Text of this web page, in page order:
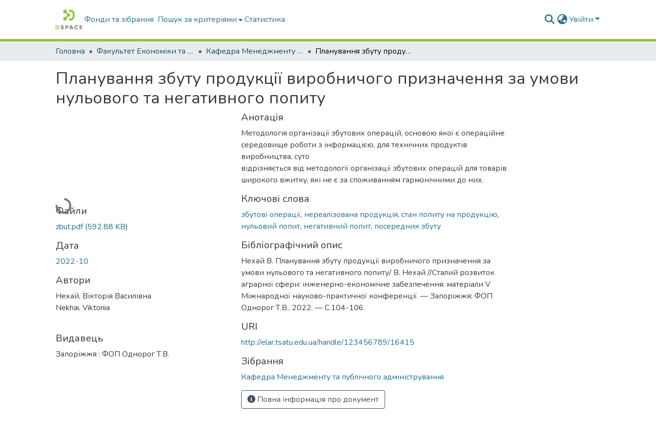
Фонди та зібрання Пошук за критеріями Статистика Увійти
Головна Факультет Економіки та бізнесу Кафедра Менеджменту та публічного адміністрування Планування збуту продукції виробничого призначення за умови нульового та негативного попиту
Планування збуту продукції виробничого призначення за умови
нульового та негативного попиту
Вантажиться...
Файли
zbut.pdf(592.88 KB)
Дата
2022-10
Автори
Нехай, Вікторія Василівна
Nekhai, Viktoriia
Видавець
Запоріжжя : ФОП Однорог Т.В.
Анотація
Методологія організації збутових операцій, основою якої є операційне
середовище роботи з інформацією, для технічних продуктів
виробництва, суто
відрізняється від методології організації збутових операцій для товарів
широкого вжитку, які не є за споживанням гармонічними до них.
Ключові слова
збутові операції, нереалізована продукція, стан попиту на продукцію,
нульовий попит, негативний попит, посередник збуту
Бібліографічний опис
Нехай В. Планування збуту продукції виробничого призначення за
умови нульового та негативного попиту/ В. Нехай //Сталий розвиток
аграрної сфери: інженерно-економічне забезпечення: матеріали V
Міжнародної науково-практичної конференції. — Запоріжжя: ФОП
Однорог Т.В., 2022. — С.104-106.
URI
http://elar.tsatu.edu.ua/handle/123456789/16415
Зібрання
Кафедра Менеджменту та публічного адміністрування
Повна інформація про документ